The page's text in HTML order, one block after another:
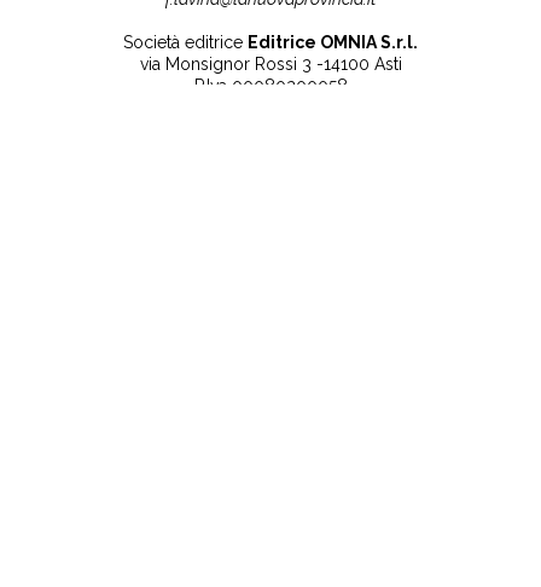
Società editrice Editrice OMNIA S.r.l.
via Monsignor Rossi 3 -14100 Asti
P.Iva 00080200058